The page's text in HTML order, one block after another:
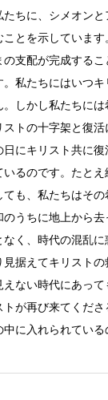
ちに、シメオン
ことを示していま
支配が完成する
私たちにはいつ
しかし私たちに
トの十字架と復
日にキリスト共に
るのです。たと
も、私たちはその
うちに地上から
く、時代の混乱
据えてキリスト
ない時代にあって
トが再び来てくだ
に入れられている